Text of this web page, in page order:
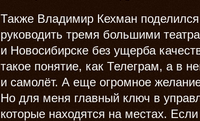
Также Владимир Кехман
руководить тремя большими
и Новосибирске без ущерба
такое понятие, как Телеграм, а в
и самолёт. А еще огромное
Но для меня главный ключ в
которые находятся на местах.